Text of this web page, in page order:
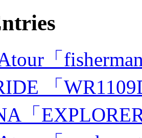
「
「
「